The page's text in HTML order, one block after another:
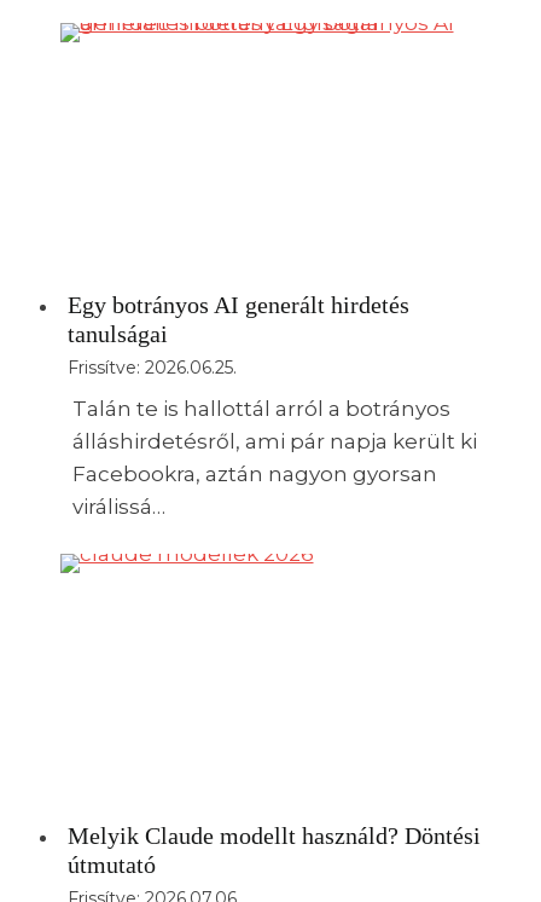
Egy botrányos AI generált hirdetés
tanulságai
Frissítve: 2026.06.25.
Talán te is hallottál arról a botrányos
álláshirdetésről, ami pár napja került ki
Facebookra, aztán nagyon gyorsan
virálissá…
Melyik Claude modellt használd? Döntési
útmutató